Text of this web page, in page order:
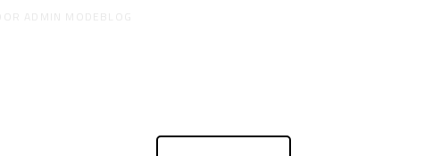
ADMIN MODEBLOG